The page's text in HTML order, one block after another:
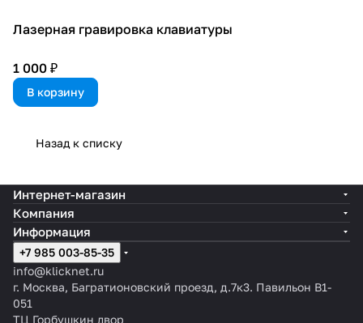
Лазерная гравировка клавиатуры
1 000 ₽
В корзину
Назад к списку
Интернет-магазин
Компания
Информация
+7 985 003-85-35
info@klicknet.ru
г. Москва, Багратионовский проезд, д.7к3. Павильон B1-
051
ТЦ Горбушкин двор